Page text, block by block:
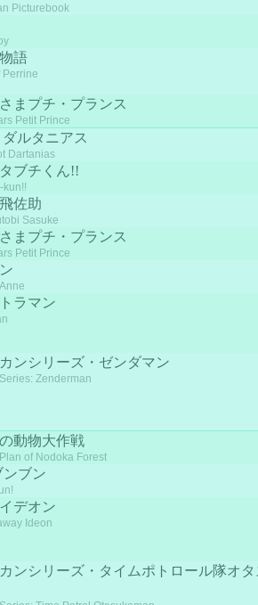
Picturebook
語
Perrine
まプチ・プランス
Petit Prince
ルタニアス
Dartanias
ブチくん!!
kun!!
佐助
Sasuke
まプチ・プランス
Petit Prince
ラマン
ンシリーズ・ゼンダマン
Zenderman
動物大作戦
of Nodoka Forest
ンブン
デオン
Ideon
ンシリーズ・タイムポトロール隊オ